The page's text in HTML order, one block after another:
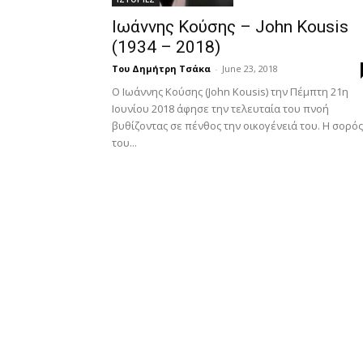
Ιωάννης Κούσης – John Kousis
(1934 – 2018)
Του Δημήτρη Τσάκα - June 23, 2018
Ο Ιωάννης Κούσης (John Kousis) την Πέμπτη 21η
Ιουνίου 2018 άφησε την τελευταία του πνοή
βυθίζοντας σε πένθος την οικογένειά του. ​ Η σορός
του...